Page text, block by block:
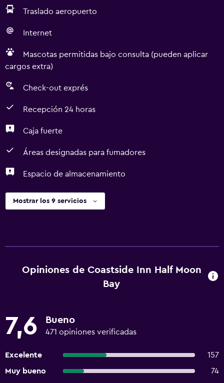
Traslado aeropuerto
Internet
Mascotas permitidas bajo consulta (pueden aplicar
cargos extra)
Check-out exprés
Recepción 24 horas
Caja fuerte
Áreas designadas para fumadores
Espacio de almacenamiento
Mostrar los 9 servicios
Opiniones de Coastside Inn Half Moon
Bay
7,6 Bueno
471 opiniones verificadas
Excelente
157
Muy bueno
74